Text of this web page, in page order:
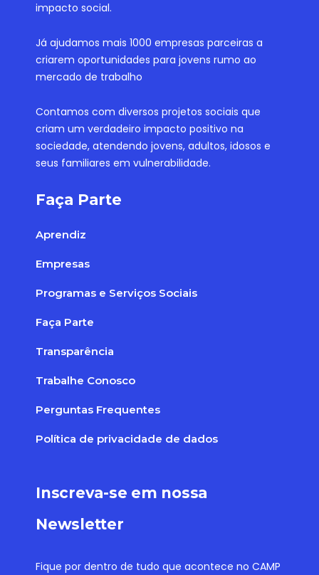
impacto social.
Já ajudamos mais 1000 empresas parceiras a
criarem oportunidades para jovens rumo ao
mercado de trabalho
Contamos com diversos projetos sociais que
criam um verdadeiro impacto positivo na
sociedade, atendendo jovens, adultos, idosos e
seus familiares em vulnerabilidade.
Faça Parte
Aprendiz
Empresas
Programas e Serviços Sociais
Faça Parte
Transparência
Trabalhe Conosco
Perguntas Frequentes
Política de privacidade de dados
Inscreva-se em nossa
Newsletter
Fique por dentro de tudo que acontece no CAMP